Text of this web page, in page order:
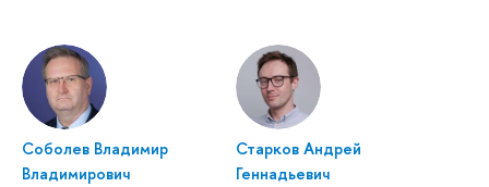
Соболев Владимир
Владимирович
Старков Андрей
Геннадьевич